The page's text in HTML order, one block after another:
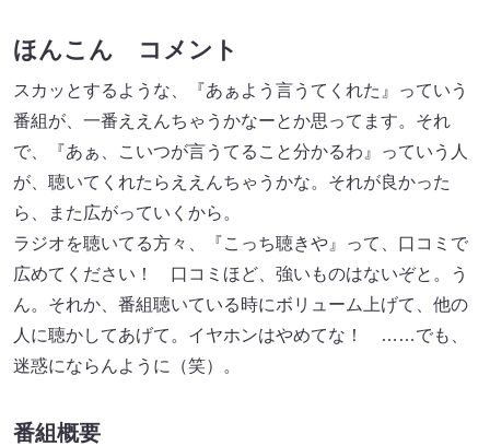
ほんこん コメント
スカッとするような、『あぁよう⾔うてくれた』っていう
番組が、⼀番ええんちゃうかなーとか思ってます。それ
で、『あぁ、こいつが⾔うてること分かるわ』っていう⼈
が、聴いてくれたらええんちゃうかな。それが良かった
ら、また広がっていくから。
ラジオを聴いてる⽅々、『こっち聴きや』って、⼝コミで
広めてください！ ⼝コミほど、強いものはないぞと。う
ん。それか、番組聴いている時にボリューム上げて、他の
⼈に聴かしてあげて。イヤホンはやめてな！ ……でも、
迷惑にならんように（笑）。
番組概要